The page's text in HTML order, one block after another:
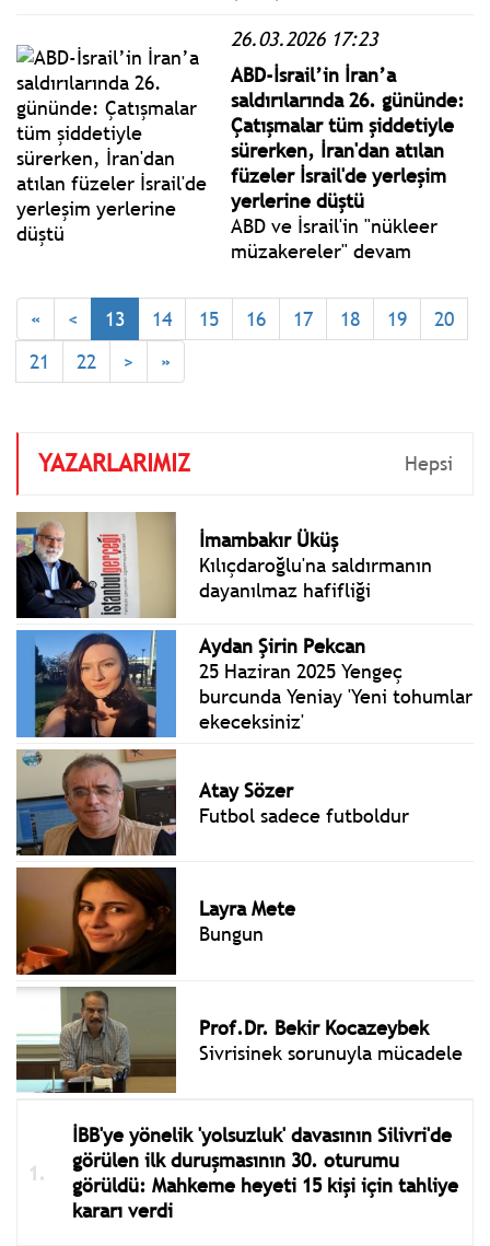
Genel Başkan Yardımcısı
Yankı Bağcıoğlu, sualtı ve
deniz tabanı altyapılarının
güvenliğine dikkat çekti.
26.03.2026 17:23
ABD-İsrail’in İran’a
saldırılarında 26. gününde:
Çatışmalar tüm şiddetiyle
sürerken, İran'dan atılan
füzeler İsrail'de yerleşim
yerlerine düştü
ABD ve İsrail'in "nükleer
müzakereler" devam
vurmasıyla başlayan ve
İran'ın misilleme
« < 13 14 15 16 17 18 19
20
21
22 > »
YAZARLARIMIZ Hepsi
İmambakır Üküş
Kılıçdaroğlu'na saldırmanın
dayanılmaz hafifliği
Aydan Şirin Pekcan
25 Haziran 2025 Yengeç
burcunda Yeniay 'Yeni tohumlar
ekeceksiniz'
Atay Sözer
Futbol sadece futboldur
Layra Mete
Bungun
Prof.Dr. Bekir Kocazeybek
Sivrisinek sorunuyla mücadele
İBB'ye yönelik 'yolsuzluk' davasının Silivri'de
görülen ilk duruşmasının 30. oturumu
görüldü: Mahkeme heyeti 15 kişi için tahliye
kararı verdi